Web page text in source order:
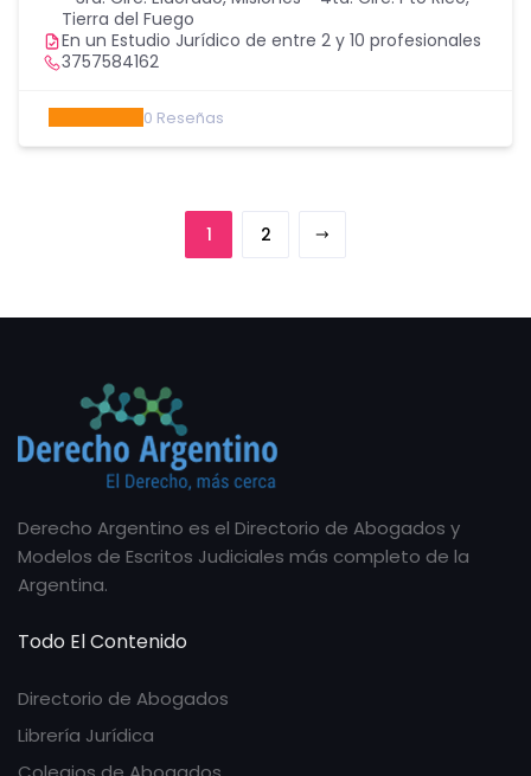
Tierra del Fuego
En un Estudio Jurídico de entre 2 y 10 profesionales
3757584162
0 Reseñas
1 2
Derecho Argentino es el Directorio de Abogados y
Modelos de Escritos Judiciales más completo de la
Argentina.
Todo El Contenido
Directorio de Abogados
Librería Jurídica